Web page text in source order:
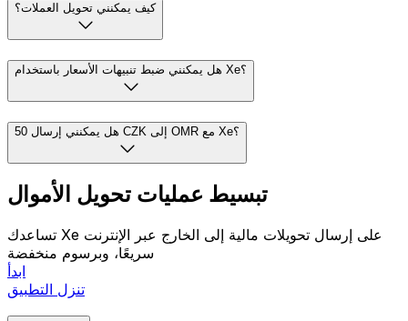
كيف يمكنني تحويل العملات؟
هل يمكنني ضبط تنبيهات الأسعار باستخدام Xe؟
هل يمكنني إرسال 50 CZK إلى OMR مع Xe؟
تبسيط عمليات تحويل الأموال
تساعدك Xe على إرسال تحويلات مالية إلى الخارج عبر الإنترنت
سريعًا، وبرسوم منخفضة
ابدأ
تنزل التطبيق